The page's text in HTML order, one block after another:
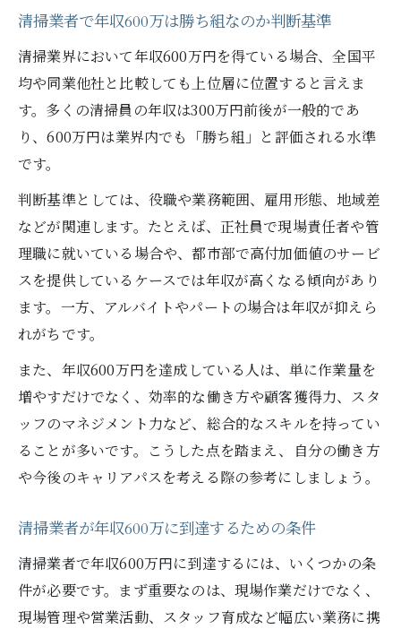
清掃業者で年収600万は勝ち組なのか判断基準
清掃業界において年収600万円を得ている場合、全国平
均や同業他社と比較しても上位層に位置すると言えま
す。多くの清掃員の年収は300万円前後が一般的であ
り、600万円は業界内でも「勝ち組」と評価される水準
です。
判断基準としては、役職や業務範囲、雇用形態、地域差
などが関連します。たとえば、正社員で現場責任者や管
理職に就いている場合や、都市部で高付加価値のサービ
スを提供しているケースでは年収が高くなる傾向があり
ます。一方、アルバイトやパートの場合は年収が抑えら
れがちです。
また、年収600万円を達成している人は、単に作業量を
増やすだけでなく、効率的な働き方や顧客獲得力、スタ
ッフのマネジメント力など、総合的なスキルを持ってい
ることが多いです。こうした点を踏まえ、自分の働き方
や今後のキャリアパスを考える際の参考にしましょう。
清掃業者が年収600万に到達するための条件
清掃業者で年収600万円に到達するには、いくつかの条
件が必要です。まず重要なのは、現場作業だけでなく、
現場管理や営業活動、スタッフ育成など幅広い業務に携